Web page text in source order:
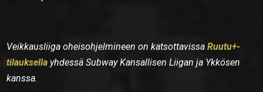
Veikkausliiga oheisohjelmineen on katsottavissaRuutu+-
tilauksella yhdessä Subway Kansallisen Liigan ja Ykkösen
kanssa.